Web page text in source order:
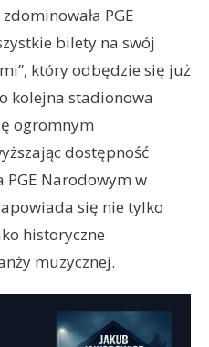
PGE
bilety na swój
który odbędzie się już
kolejna stadionowa
ogromnym
dostępność
PGE Narodowym w
się nie tylko
historyczne
muzycznej.